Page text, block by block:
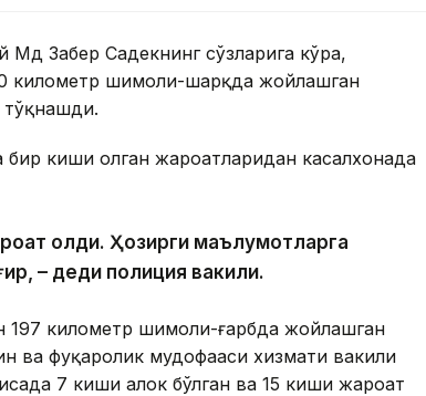
Мд Забер Садекнинг сўзларига кўра,
километр шимоли-шарқда жойлашган
тўқнашди.
киши олган жароҳатларидан касалхонада
олди. Ҳозирги маълумотларга
– деди полиция вакили.
197 километр шимоли-ғарбда жойлашган
ва фуқаролик мудофааси хизмати вакили
7 киши ҳалок бўлган ва 15 киши жароҳат